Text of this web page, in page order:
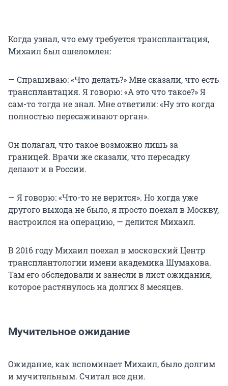
Когда узнал, что ему требуется трансплантация,
Михаил был ошеломлен:
— Спрашиваю: «Что делать?» Мне сказали, что есть
трансплантация. Я говорю: «А это что такое?» Я
сам-то тогда не знал. Мне ответили: «Ну это когда
полностью пересаживают орган».
Он полагал, что такое возможно лишь за
границей. Врачи же сказали, что пересадку
делают и в России.
— Я говорю: «Что-то не верится». Но когда уже
другого выхода не было, я просто поехал в Москву,
настроился на операцию, — делится Михаил.
В 2016 году Михаил поехал в московский Центр
трансплантологии имени академика Шумакова.
Там его обследовали и занесли в лист ожидания,
которое растянулось на долгих 8 месяцев.
Мучительное ожидание
Ожидание, как вспоминает Михаил, было долгим
и мучительным. Считал все дни.